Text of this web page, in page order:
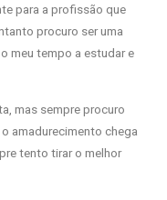
para a profissão que
procuro ser uma
meu tempo a estudar e
mas sempre procuro
amadurecimento chega
tento tirar o melhor